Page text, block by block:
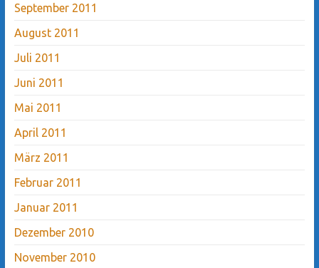
September 2011
August 2011
Juli 2011
Juni 2011
Mai 2011
April 2011
März 2011
Februar 2011
Januar 2011
Dezember 2010
November 2010